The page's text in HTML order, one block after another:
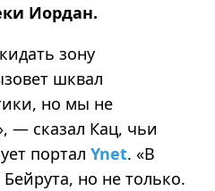
Иордан.
зону
шквал
но мы не
— сказал Кац, чьи
портал Ynet. «В
но не только.